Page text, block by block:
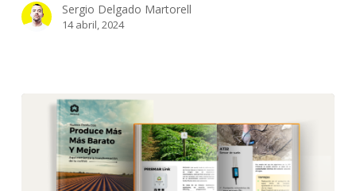
y
Sergio Delgado Martorell
14 abril, 2024